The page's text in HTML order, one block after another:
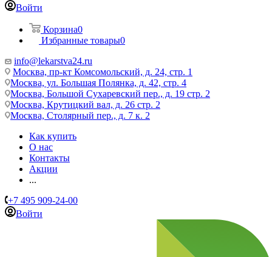
Войти
Корзина0
Избранные товары0
info@lekarstva24.ru
Москва, пр-кт Комсомольский, д. 24, стр. 1
Москва, ул. Большая Полянка, д. 42, стр. 4
Москва, Большой Сухаревский пер., д. 19 стр. 2
Москва, Крутицкий вал, д. 26 стр. 2
Москва, Столярный пер., д. 7 к. 2
Как купить
О нас
Контакты
Акции
...
+7 495 909-24-00
Войти